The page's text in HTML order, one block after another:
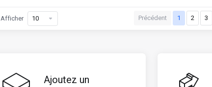
Précédent 1 2 3
Afficher
Ajoutez un